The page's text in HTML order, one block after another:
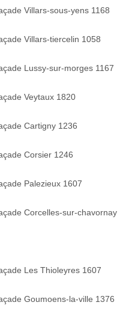
Villars-sous-yens 1168
Villars-tiercelin 1058
Lussy-sur-morges 1167
Veytaux 1820
Cartigny 1236
Corsier 1246
Palezieux 1607
Corcelles-sur-chavornay
Les Thioleyres 1607
Goumoens-la-ville 1376